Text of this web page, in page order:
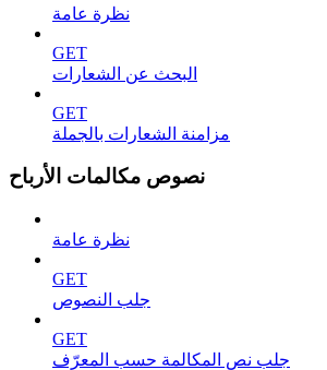
نظرة عامة
GET
البحث عن الشعارات
GET
مزامنة الشعارات بالجملة
نصوص مكالمات الأرباح
نظرة عامة
GET
جلب النصوص
GET
جلب نص المكالمة حسب المعرّف